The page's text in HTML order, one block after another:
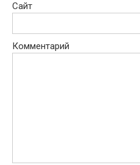
Сайт
Комментарий